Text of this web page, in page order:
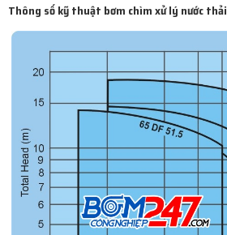
Thông số kỹ thuật bơm chìm xử lý nước thải